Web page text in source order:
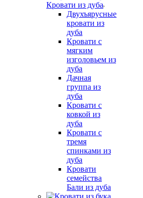
Кровати из дуба
Двухъярусные
кровати из
дуба
Кровати с
мягким
изголовьем из
дуба
Дачная
группа из
дуба
Кровати с
ковкой из
дуба
Кровати с
тремя
спинками из
дуба
Кровати
семейства
Бали из дуба